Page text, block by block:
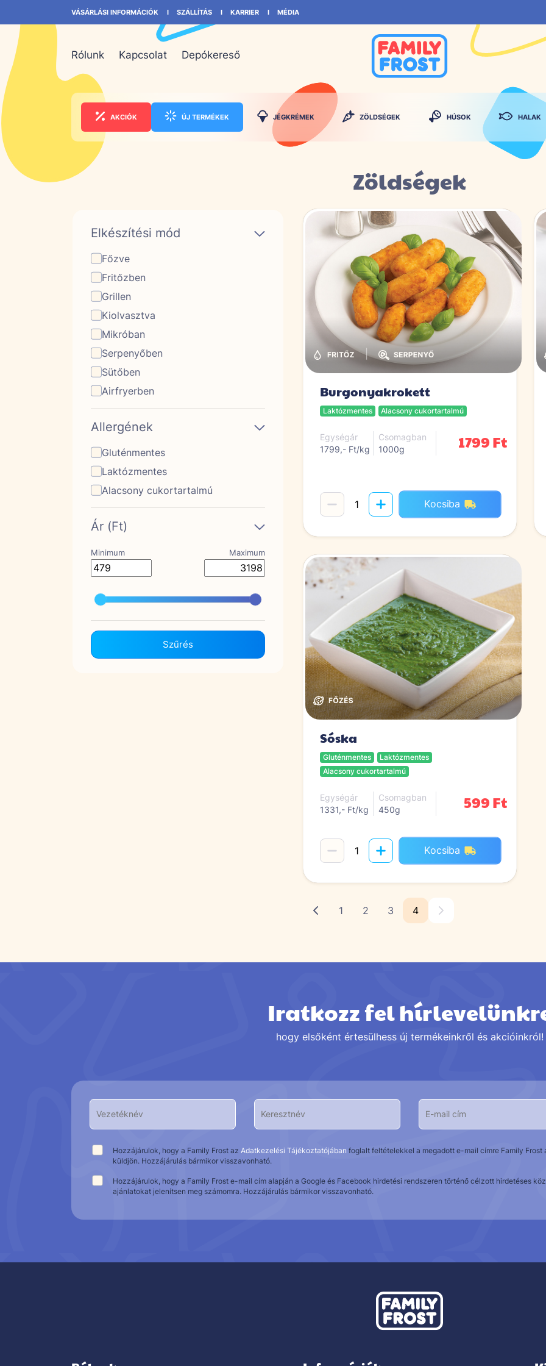
VÁSÁRLÁSI INFORMÁCIÓK SZÁLLÍTÁS KARRIER MÉDIA
Rólunk Kapcsolat Depókereső
AKCIÓK ÚJ TERMÉKEK JÉGKRÉMEK ZÖLDSÉGEK HÚSOK HALAK
Zöldségek
Elkészítési mód
Főzve
Fritőzben
Grillen
Kiolvasztva
Mikróban
Serpenyőben
Sütőben
Airfryerben
Allergének
Gluténmentes
Laktózmentes
Alacsony cukortartalmú
Ár (Ft)
Minimum Maximum
Szűrés
|
Burgonyakrokett
Laktózmentes Alacsony cukortartalmú
Egységár
1799,- Ft/kg
Csomagban
1000g
1799 Ft
Kocsiba
Sóska
Gluténmentes
Laktózmentes
Alacsony cukortartalmú
Egységár
1331,- Ft/kg
Csomagban
450g
599 Ft
Kocsiba
1 2 3 4
Iratkozz fel
hogy elsőként értesülhess új termékeinkről és akcióinkról!
Hozzájárulok, hogy a Family Frost az Adatkezelési Tájékoztatójában foglalt feltételekkel a megadott e-mail címre Family
küldjön. Hozzájárulás bármikor visszavonható.
Hozzájárulok, hogy a Family Frost e-mail cím alapján a Google és Facebook hirdetési rendszeren történő célzott hirdetéses
ajánlatokat jelenítsen meg számomra. Hozzájárulás bármikor visszavonható.